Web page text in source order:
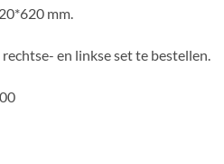
mm.
en linkse set te bestellen.